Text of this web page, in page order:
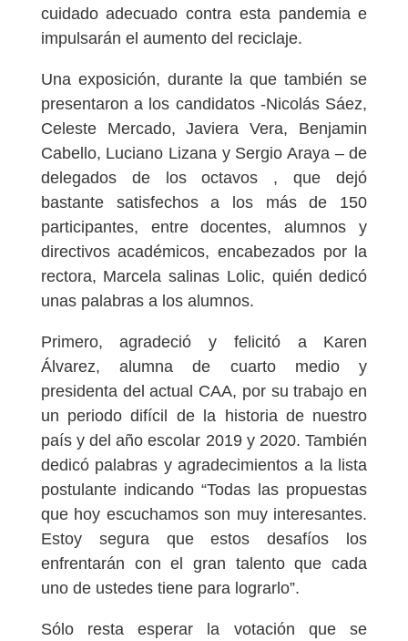
cuidado adecuado contra esta pandemia e
impulsarán el aumento del reciclaje.
Una exposición, durante la que también se
presentaron a los candidatos -Nicolás Sáez,
Celeste Mercado, Javiera Vera, Benjamin
Cabello, Luciano Lizana y Sergio Araya – de
delegados de los octavos , que dejó
bastante satisfechos a los más de 150
participantes, entre docentes, alumnos y
directivos académicos, encabezados por la
rectora, Marcela salinas Lolic, quién dedicó
unas palabras a los alumnos.
Primero, agradeció y felicitó a Karen
Álvarez, alumna de cuarto medio y
presidenta del actual CAA, por su trabajo en
un periodo difícil de la historia de nuestro
país y del año escolar 2019 y 2020. También
dedicó palabras y agradecimientos a la lista
postulante indicando “Todas las propuestas
que hoy escuchamos son muy interesantes.
Estoy segura que estos desafíos los
enfrentarán con el gran talento que cada
uno de ustedes tiene para lograrlo”.
Sólo resta esperar la votación que se